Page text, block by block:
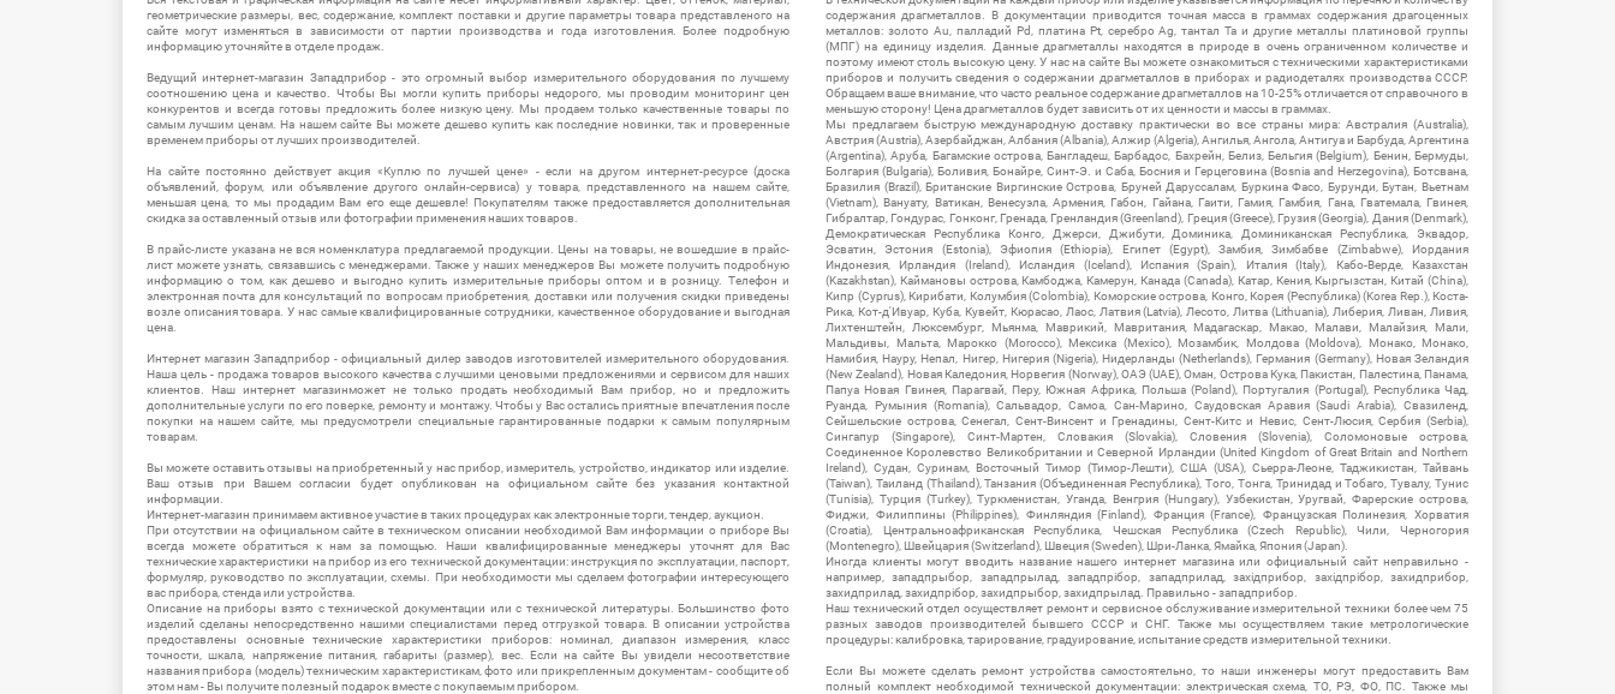
геометрические размеры, вес, содержание, комплект поставки и другие параметры товара представленого на
сайте могут изменяться в зависимости от партии производства и года изготовления. Более подробную
информацию уточняйте в отделе продаж.
Ведущий интернет-магазин Западприбор - это огромный выбор измерительного оборудования по лучшему
соотношению цена и качество. Чтобы Вы могли купить приборы недорого, мы проводим мониторинг цен
конкурентов и всегда готовы предложить более низкую цену. Мы продаем только качественные товары по
самым лучшим ценам. На нашем сайте Вы можете дешево купить как последние новинки, так и проверенные
временем приборы от лучших производителей.
На сайте постоянно действует акция «Куплю по лучшей цене» - если на другом интернет-ресурсе (доска
объявлений, форум, или объявление другого онлайн-сервиса) у товара, представленного на нашем сайте,
меньшая цена, то мы продадим Вам его еще дешевле! Покупателям также предоставляется дополнительная
скидка за оставленный отзыв или фотографии применения наших товаров.
В прайс-листе указана не вся номенклатура предлагаемой продукции. Цены на товары, не вошедшие в прайс-
лист можете узнать, связавшись с менеджерами. Также у наших менеджеров Вы можете получить подробную
информацию о том, как дешево и выгодно купить измерительные приборы оптом и в розницу. Телефон и
электронная почта для консультаций по вопросам приобретения, доставки или получения скидки приведены
возле описания товара. У нас самые квалифицированные сотрудники, качественное оборудование и выгодная
цена.
Интернет магазин Западприбор - официальный дилер заводов изготовителей измерительного оборудования.
Наша цель - продажа товаров высокого качества с лучшими ценовыми предложениями и сервисом для наших
клиентов. Наш интернет магазинможет не только продать необходимый Вам прибор, но и предложить
дополнительные услуги по его поверке, ремонту и монтажу. Чтобы у Вас остались приятные впечатления после
покупки на нашем сайте, мы предусмотрели специальные гарантированные подарки к самым популярным
товарам.
Вы можете оставить отзывы на приобретенный у нас прибор, измеритель, устройство, индикатор или изделие.
Ваш отзыв при Вашем согласии будет опубликован на официальном сайте без указания контактной
информации.
Интернет-магазин принимаем активное участие в таких процедурах как электронные торги, тендер, аукцион.
При отсутствии на официальном сайте в техническом описании необходимой Вам информации о приборе Вы
всегда можете обратиться к нам за помощью. Наши квалифицированные менеджеры уточнят для Вас
технические характеристики на прибор из его технической документации: инструкция по эксплуатации, паспорт,
формуляр, руководство по эксплуатации, схемы. При необходимости мы сделаем фотографии интересующего
вас прибора, стенда или устройства.
Описание на приборы взято с технической документации или с технической литературы. Большинство фото
изделий сделаны непосредственно нашими специалистами перед отгрузкой товара. В описании устройства
предоставлены основные технические характеристики приборов: номинал, диапазон измерения, класс
точности, шкала, напряжение питания, габариты (размер), вес. Если на сайте Вы увидели несоответствие
названия прибора (модель) техническим характеристикам, фото или прикрепленным документам - сообщите об
этом нам - Вы получите полезный подарок вместе с покупаемым прибором.
содержания драгметаллов. В документации приводится точная масса в граммах содержания драгоценных
металлов: золото Au, палладий Pd, платина Pt, серебро Ag, тантал Ta и другие металлы платиновой группы
(МПГ) на единицу изделия. Данные драгметаллы находятся в природе в очень ограниченном количестве и
поэтому имеют столь высокую цену. У нас на сайте Вы можете ознакомиться с техническими характеристиками
приборов и получить сведения о содержании драгметаллов в приборах и радиодеталях производства СССР.
Обращаем ваше внимание, что часто реальное содержание драгметаллов на 10-25% отличается от справочного в
меньшую сторону! Цена драгметаллов будет зависить от их ценности и массы в граммах.
Мы предлагаем быструю международную доставку практически во все страны мира: Австралия (Australia),
Австрия (Austria), Азербайджан, Албания (Albania), Алжир (Algeria), Ангилья, Ангола, Антигуа и Барбуда, Аргентина
(Argentina), Аруба, Багамские острова, Бангладеш, Барбадос, Бахрейн, Белиз, Бельгия (Belgium), Бенин, Бермуды,
Болгария (Bulgaria), Боливия, Бонайре, Синт-Э. и Саба, Босния и Герцеговина (Bosnia and Herzegovina), Ботсвана,
Бразилия (Brazil), Британские Виргинские Острова, Бруней Даруссалам, Буркина Фасо, Бурунди, Бутан, Вьетнам
(Vietnam), Вануату, Ватикан, Венесуэла, Армения, Габон, Гайана, Гаити, Гамия, Гамбия, Гана, Гватемала, Гвинея,
Гибралтар, Гондурас, Гонконг, Гренада, Гренландия (Greenland), Греция (Greece), Грузия (Georgia), Дания (Denmark),
Демократическая Республика Конго, Джерси, Джибути, Доминика, Доминиканская Республика, Эквадор,
Эсватин, Эстония (Estonia), Эфиопия (Ethiopia), Египет (Egypt), Замбия, Зимбабве (Zimbabwe), Иордания
Индонезия, Ирландия (Ireland), Исландия (Iceland), Испания (Spain), Италия (Italy), Кабо-Верде, Казахстан
(Kazakhstan), Каймановы острова, Камбоджа, Камерун, Канада (Canada), Катар, Кения, Кыргызстан, Китай (China),
Кипр (Cyprus), Кирибати, Колумбия (Colombia), Коморские острова, Конго, Корея (Республика) (Korea Rep.), Коста-
Рика, Кот-д'Ивуар, Куба, Кувейт, Кюрасао, Лаос, Латвия (Latvia), Лесото, Литва (Lithuania), Либерия, Ливан, Ливия,
Лихтенштейн, Люксембург, Мьянма, Маврикий, Мавритания, Мадагаскар, Макао, Малави, Малайзия, Мали,
Мальдивы, Мальта, Марокко (Morocco), Мексика (Mexico), Мозамбик, Молдова (Moldova), Монако, Монако,
Намибия, Науру, Непал, Нигер, Нигерия (Nigeria), Нидерланды (Netherlands), Германия (Germany), Новая Зеландия
(New Zealand), Новая Каледония, Норвегия (Norway), ОАЭ (UAE), Оман, Острова Кука, Пакистан, Палестина, Панама,
Папуа Новая Гвинея, Парагвай, Перу, Южная Африка, Польша (Poland), Португалия (Portugal), Республика Чад,
Руанда, Румыния (Romania), Сальвадор, Самоа, Сан-Марино, Саудовская Аравия (Saudi Arabia), Свазиленд,
Сейшельские острова, Сенегал, Сент-Винсент и Гренадины, Сент-Китс и Невис, Сент-Люсия, Сербия (Serbia),
Сингапур (Singapore), Синт-Мартен, Словакия (Slovakia), Словения (Slovenia), Соломоновые острова,
Соединенное Королевство Великобритании и Северной Ирландии (United Kingdom of Great Britain and Northern
Ireland), Судан, Суринам, Восточный Тимор (Тимор-Лешти), США (USA), Сьерра-Леоне, Таджикистан, Тайвань
(Taiwan), Таиланд (Thailand), Танзания (Объединенная Республика), Того, Тонга, Тринидад и Тобаго, Тувалу, Тунис
(Tunisia), Турция (Turkey), Туркменистан, Уганда, Венгрия (Hungary), Узбекистан, Уругвай, Фарерские острова,
Фиджи, Филиппины (Philippines), Финляндия (Finland), Франция (France), Французская Полинезия, Хорватия
(Croatia), Центральноафриканская Республика, Чешская Республика (Czech Republic), Чили, Черногория
(Montenegro), Швейцария (Switzerland), Швеция (Sweden), Шри-Ланка, Ямайка, Япония (Japan).
Иногда клиенты могут вводить название нашего интернет магазина или официальный сайт неправильно -
например, западпрыбор, западпрылад, западпрібор, западприлад, західприбор, західпрібор, захидприбор,
захидприлад, захидпрібор, захидпрыбор, захидпрылад. Правильно - западприбор.
Наш технический отдел осуществляет ремонт и сервисное обслуживание измерительной техники более чем 75
разных заводов производителей бывшего СССР и СНГ. Также мы осуществляем такие метрологические
процедуры: калибровка, тарирование, градуирование, испытание средств измерительной техники.
Если Вы можете сделать ремонт устройства самостоятельно, то наши инженеры могут предоставить Вам
полный комплект необходимой технической документации: электрическая схема, ТО, РЭ, ФО, ПС. Также мы